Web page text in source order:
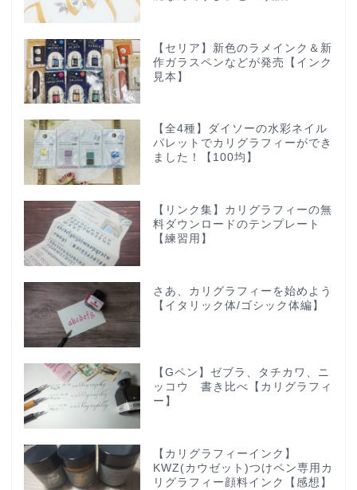
【セリア】新色のラメインク＆新
作ガラスペンなどが発売【インク
見本】
【全4種】ダイソーの水彩ネイル
パレットでカリグラフィーができ
ました！【100均】
【リンク集】カリグラフィーの無
料ダウンロードのテンプレート
【練習用】
さあ、カリグラフィーを始めよう
【イタリック体/ゴシック体編】
【Gペン】ゼブラ、タチカワ、ニ
ッコウ 書き比べ【カリグラフィ
ー】
【カリグラフィーインク】
KWZ(カウゼット)つけペン専用カ
リグラフィー顔料インク【感想】